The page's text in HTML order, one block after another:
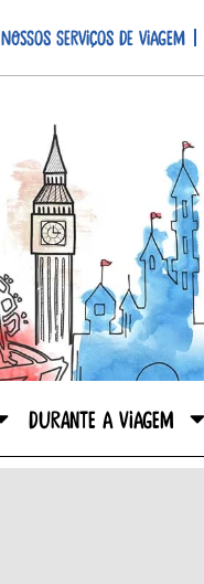
Nossos serviços de viagem
Durante a Viagem